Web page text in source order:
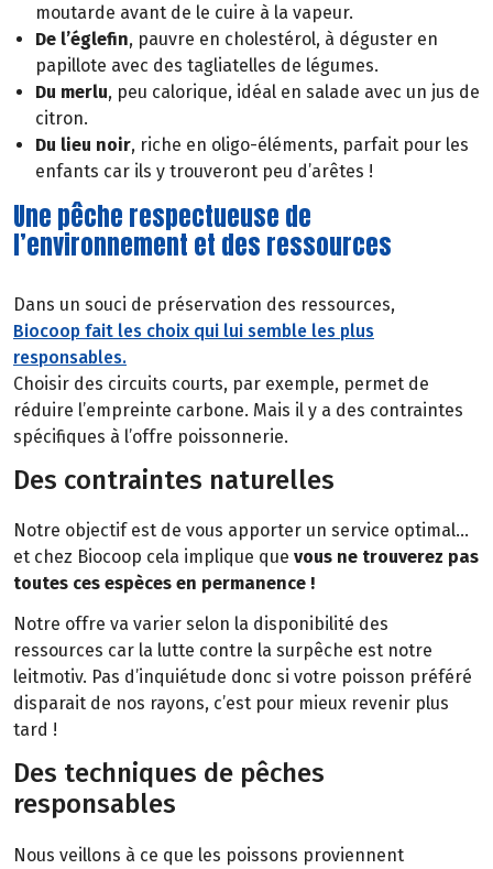
moutarde avant de le cuire à la vapeur.
De l’églefin, pauvre en cholestérol, à déguster en
papillote avec des tagliatelles de légumes.
Du merlu, peu calorique, idéal en salade avec un jus de
citron.
Du lieu noir, riche en oligo-éléments, parfait pour les
enfants car ils y trouveront peu d’arêtes !
Une pêche respectueuse de
l’environnement et des ressources
Dans un souci de préservation des ressources,
Biocoop fait les choix qui lui semble les plus
responsables.
Choisir des circuits courts, par exemple, permet de
réduire l’empreinte carbone. Mais il y a des contraintes
spécifiques à l’offre poissonnerie.
Des contraintes naturelles
Notre objectif est de vous apporter un service optimal…
et chez Biocoop cela implique que vous ne trouverez pas
toutes ces espèces en permanence !
Notre offre va varier selon la disponibilité des
ressources car la lutte contre la surpêche est notre
leitmotiv. Pas d’inquiétude donc si votre poisson préféré
disparait de nos rayons, c’est pour mieux revenir plus
tard !
Des techniques de pêches
responsables
Nous veillons à ce que les poissons proviennent